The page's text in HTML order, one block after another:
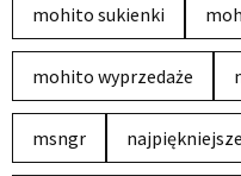
mohito sukienki
mohito wyprzedaże
msngr